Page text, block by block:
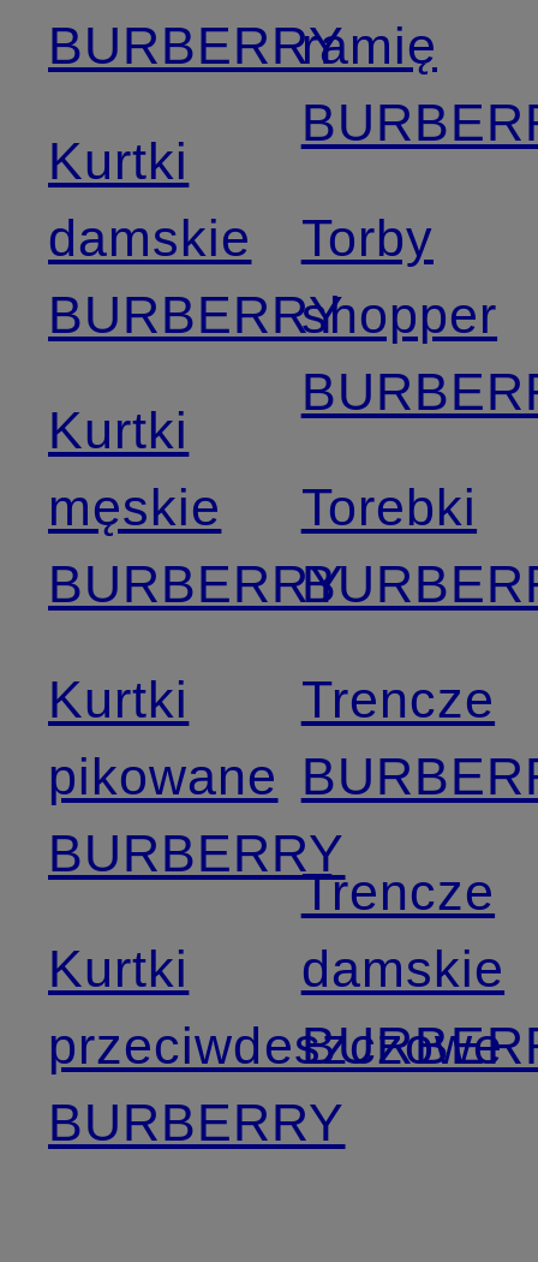
BURBERRY
Kurtki
damskie
BURBERRY
Kurtki
męskie
BURBERRY
Kurtki
pikowane
BURBERRY
Kurtki
przeciwdeszczowe
BURBERRY
ramię
Torby
shopper
Torebki
Trencze
Trencze
damskie